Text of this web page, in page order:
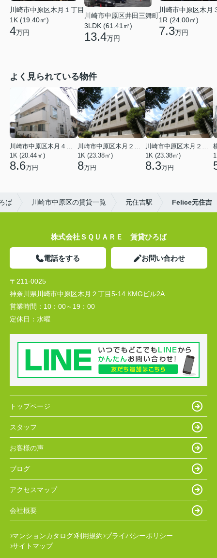
川崎市中原区木月１丁目
1K (19.40㎡)
4万円
川崎市中原区井田三舞町
3LDK (61.41㎡)
13.4万円
川崎市中原区木月
1R (24.00㎡)
7.3万円
よく見られている物件
川崎市中原区木月４丁目
1K (20.44㎡)
8.6万円
川崎市中原区木月２丁目
1K (23.38㎡)
8万円
川崎市中原区木月２丁目
1K (23.38㎡)
8.3万円
ば 川崎市中原区の賃貸一覧 元住吉駅 Felice元住吉
株式会社ＳＱＵＡＲＥ 賃貸ひろば
電話をする お問い合わせ
〒211-0025
神奈川県川崎市中原区木月２丁目5-14 KMGビル2A
営業時間： 10：00～19：00
定休日： 水曜
トップページ
スタッフ
お客様の声
ブログ
アクセスマップ
会社概要
マンションカタログ 利用規約 プライバシーポリシー
サイトマップ